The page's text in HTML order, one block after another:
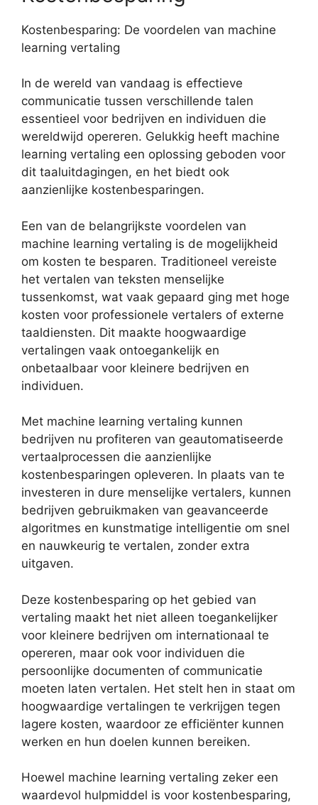
Kostenbesparing: De voordelen van machine
learning vertaling
In de wereld van vandaag is effectieve
communicatie tussen verschillende talen
essentieel voor bedrijven en individuen die
wereldwijd opereren. Gelukkig heeft machine
learning vertaling een oplossing geboden voor
dit taaluitdagingen, en het biedt ook
aanzienlijke kostenbesparingen.
Een van de belangrijkste voordelen van
machine learning vertaling is de mogelijkheid
om kosten te besparen. Traditioneel vereiste
het vertalen van teksten menselijke
tussenkomst, wat vaak gepaard ging met hoge
kosten voor professionele vertalers of externe
taaldiensten. Dit maakte hoogwaardige
vertalingen vaak ontoegankelijk en
onbetaalbaar voor kleinere bedrijven en
individuen.
Met machine learning vertaling kunnen
bedrijven nu profiteren van geautomatiseerde
vertaalprocessen die aanzienlijke
kostenbesparingen opleveren. In plaats van te
investeren in dure menselijke vertalers, kunnen
bedrijven gebruikmaken van geavanceerde
algoritmes en kunstmatige intelligentie om snel
en nauwkeurig te vertalen, zonder extra
uitgaven.
Deze kostenbesparing op het gebied van
vertaling maakt het niet alleen toegankelijker
voor kleinere bedrijven om internationaal te
opereren, maar ook voor individuen die
persoonlijke documenten of communicatie
moeten laten vertalen. Het stelt hen in staat om
hoogwaardige vertalingen te verkrijgen tegen
lagere kosten, waardoor ze efficiënter kunnen
werken en hun doelen kunnen bereiken.
Hoewel machine learning vertaling zeker een
waardevol hulpmiddel is voor kostenbesparing,